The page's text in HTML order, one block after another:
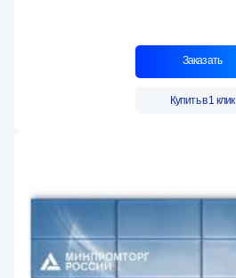
Заказать
Купить в 1 клик